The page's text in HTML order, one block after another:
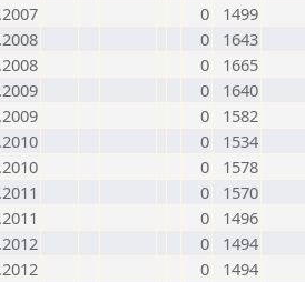
0
1499
0
1643
0
1665
0
1640
0
1582
0
1534
0
1578
0
1570
0
1496
0
1494
0
1494